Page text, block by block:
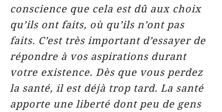
conscience que cela est dû aux choix
qu’ils ont faits, où qu’ils n’ont pas
faits. C’est très important d’essayer de
répondre à vos aspirations durant
votre existence. Dès que vous perdez
la santé, il est déjà trop tard. La santé
apporte une liberté dont peu de gens